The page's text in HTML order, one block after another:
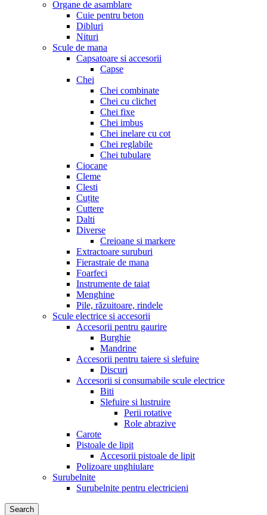
Organe de asamblare
Cuie pentru beton
Dibluri
Nituri
Scule de mana
Capsatoare si accesorii
Capse
Chei
Chei combinate
Chei cu clichet
Chei fixe
Chei imbus
Chei inelare cu cot
Chei reglabile
Chei tubulare
Ciocane
Cleme
Clesti
Cuțite
Cuttere
Dalti
Diverse
Creioane si markere
Extractoare suruburi
Fierastraie de mana
Foarfeci
Instrumente de taiat
Menghine
Pile, răzuitoare, rindele
Scule electrice si accesorii
Accesorii pentru gaurire
Burghie
Mandrine
Accesorii pentru taiere si slefuire
Discuri
Accesorii si consumabile scule electrice
Biti
Slefuire si lustruire
Perii rotative
Role abrazive
Carote
Pistoale de lipit
Accesorii pistoale de lipit
Polizoare unghiulare
Surubelnite
Surubelnite pentru electricieni
Search